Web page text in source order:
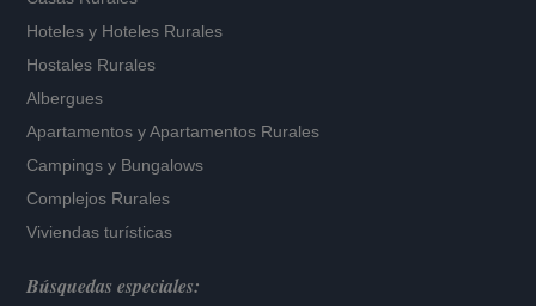
Hoteles y Hoteles Rurales
Hostales Rurales
Albergues
Apartamentos yApartamentos Rurales
Campings y Bungalows
Complejos Rurales
Viviendas turísticas
Búsquedas especiales: